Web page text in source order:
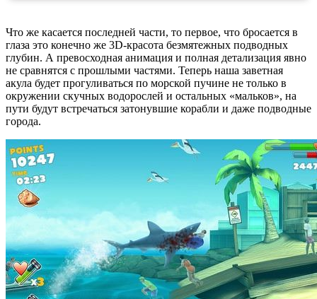
Что же касается последней части, то первое, что бросается в
глаза это конечно же 3D-красота безмятежных подводных
глубин. А превосходная анимация и полная детализация явно
не сравнятся с прошлыми частями. Теперь наша заветная
акула будет прогуливаться по морской пучине не только в
окружении скучных водорослей и остальных «мальков», на
пути будут встречаться затонувшие корабли и даже подводные
города.